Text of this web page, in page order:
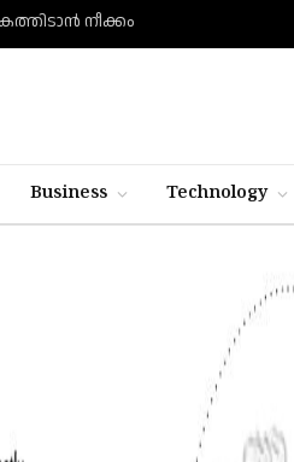
നീക്കം
Business Technology